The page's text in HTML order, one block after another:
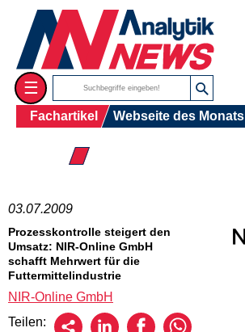
☰
Fachartikel Webseite des Monats
☰ 2009
03.07.2009
Prozesskontrolle steigert den
Umsatz: NIR-Online GmbH
schafft Mehrwert für die
Futtermittelindustrie
NIR-Online GmbH
Teilen: